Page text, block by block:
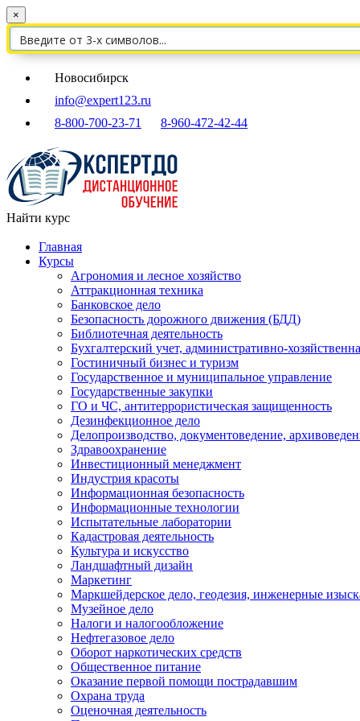
×
Новосибирск
info@expert123.ru
8-800-700-23-71
8-960-472-42-44
Найти курс
Главная
Курсы
Агрономия и лесное хозяйство
Аттракционная техника
Банковское дело
Безопасность дорожного движения (БДД)
Библиотечная деятельность
Бухгалтерский учет, административно-
Гостиничный бизнес и туризм
Государственное и муниципальное управление
Государственные закупки
ГО и ЧС, антитеррористическая защищенность
Дезинфекционное дело
Делопроизводство, документоведение,
Здравоохранение
Инвестиционный менеджмент
Индустрия красоты
Информационная безопасность
Информационные технологии
Испытательные лаборатории
Кадастровая деятельность
Культура и искусство
Ландшафтный дизайн
Маркетинг
Маркшейдерское дело, геодезия, инженерные
Музейное дело
Налоги и налогообложение
Нефтегазовое дело
Оборот наркотических средств
Общественное питание
Оказание первой помощи пострадавшим
Охрана труда
Оценочная деятельность